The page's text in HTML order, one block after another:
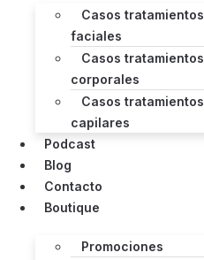
Casos tratamientos
faciales
Casos tratamientos
corporales
Casos tratamientos
capilares
Podcast
Blog
Contacto
Boutique
Promociones